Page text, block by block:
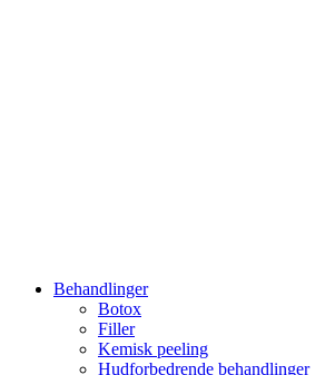
Behandlinger
Botox
Filler
Kemisk peeling
Hudforbedrende behandlinger